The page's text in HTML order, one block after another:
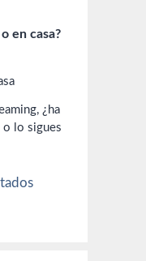
en casa?
¿ha